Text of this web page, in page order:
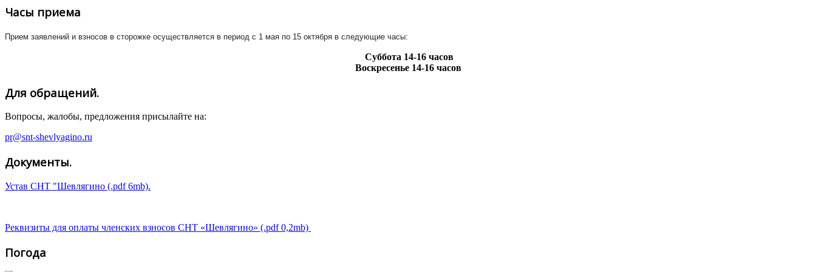
Часы приема
Прием заявлений и взносов в сторожке осуществляется в период с 1 мая по 15 октября в следующие часы:
Суббота 14-16 часов
Воскресенье 14-16 часов
Для обращений.
Вопросы, жалобы, предложения присылайте на:
pr@snt-shevlyagino.ru
Документы.
Устав СНТ "Шевлягино (.pdf 6mb).
Реквизиты для оплаты членских взносов СНТ «Шевлягино» (.pdf 0,2mb)
Погода